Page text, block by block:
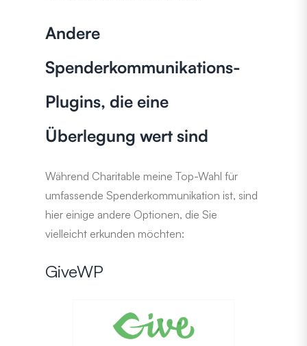
Andere
Spenderkommunikations-
Plugins, die eine
Überlegung wert sind
Während Charitable meine Top-Wahl für
umfassende Spenderkommunikation ist, sind
hier einige andere Optionen, die Sie
vielleicht erkunden möchten:
GiveWP